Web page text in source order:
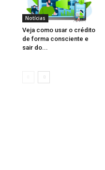
Notícias
Veja como usar o crédito
de forma consciente e
sair do...